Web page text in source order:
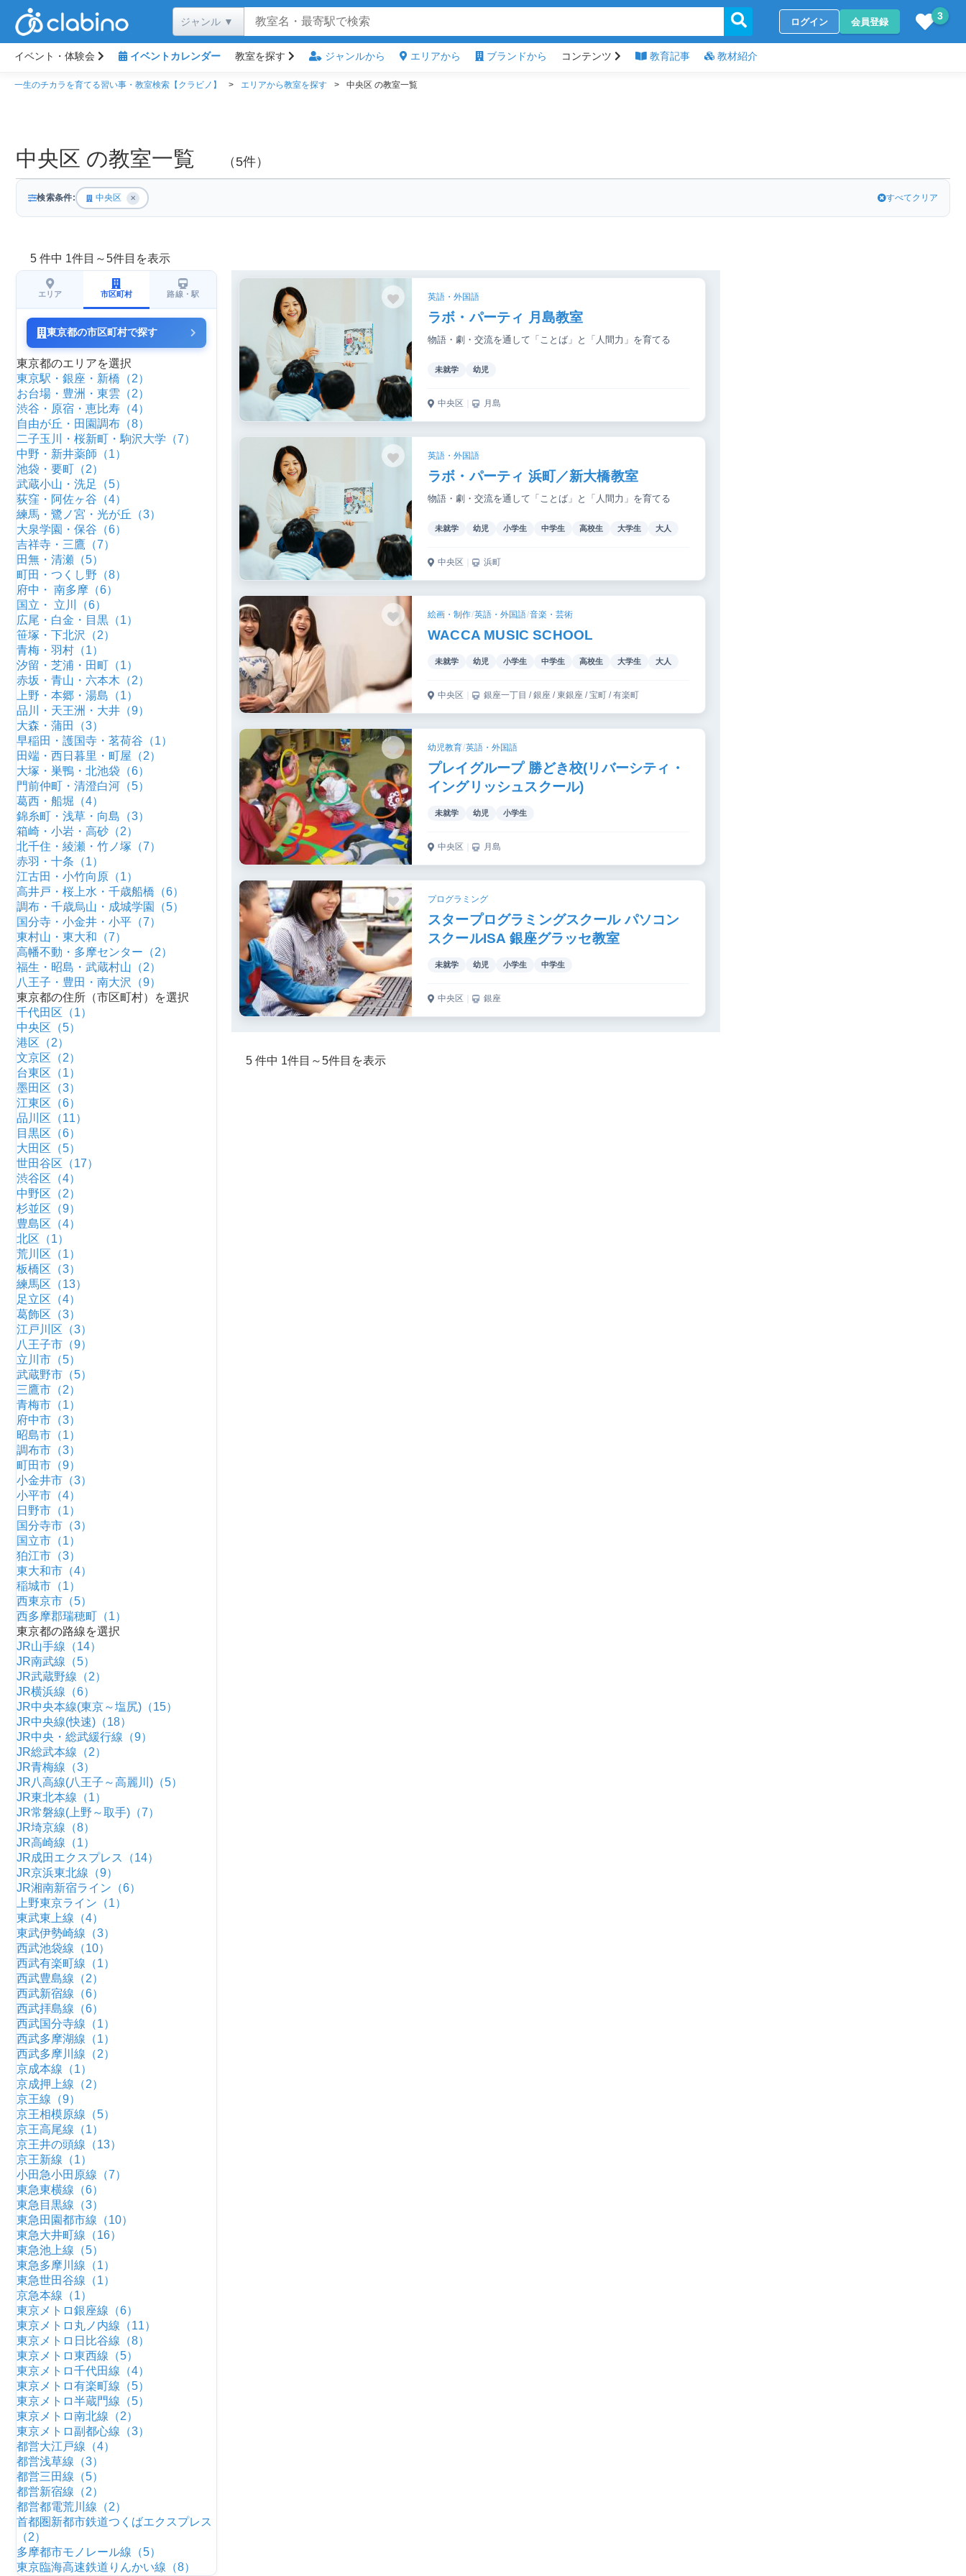
ログイン 会員登録 3
イベント・体験会 イベントカレンダー 教室を探す ジャンルから エリアから ブランドから コンテンツ 教育記事 教材紹介
一生のチカラを育てる習い事・教室検索【クラビノ】 エリアから教室を探す 中央区 の教室一覧
中央区 の教室一覧 （5件）
検索条件: 中央区 ✕ すべてクリア
5 件中 1件目～5件目を表示
エリア 市区町村 路線・駅
東京都の市区町村で探す
東京都のエリアを選択
東京駅・銀座・新橋（2）
お台場・豊洲・東雲（2）
渋谷・原宿・恵比寿（4）
自由が丘・田園調布（8）
二子玉川・桜新町・駒沢大学（7）
中野・新井薬師（1）
池袋・要町（2）
武蔵小山・洗足（5）
荻窪・阿佐ヶ谷（4）
練馬・鷺ノ宮・光が丘（3）
大泉学園・保谷（6）
吉祥寺・三鷹（7）
田無・清瀬（5）
町田・つくし野（8）
府中・ 南多摩（6）
国立・ 立川（6）
広尾・白金・目黒（1）
笹塚・下北沢（2）
青梅・羽村（1）
汐留・芝浦・田町（1）
赤坂・青山・六本木（2）
上野・本郷・湯島（1）
品川・天王洲・大井（9）
大森・蒲田（3）
早稲田・護国寺・茗荷谷（1）
田端・西日暮里・町屋（2）
大塚・巣鴨・北池袋（6）
門前仲町・清澄白河（5）
葛西・船堀（4）
錦糸町・浅草・向島（3）
箱崎・小岩・高砂（2）
北千住・綾瀬・竹ノ塚（7）
赤羽・十条（1）
江古田・小竹向原（1）
高井戸・桜上水・千歳船橋（6）
調布・千歳烏山・成城学園（5）
国分寺・小金井・小平（7）
東村山・東大和（7）
高幡不動・多摩センター（2）
福生・昭島・武蔵村山（2）
八王子・豊田・南大沢（9）
東京都の住所（市区町村）を選択
千代田区（1）
中央区（5）
港区（2）
文京区（2）
台東区（1）
墨田区（3）
江東区（6）
品川区（11）
目黒区（6）
大田区（5）
世田谷区（17）
渋谷区（4）
中野区（2）
杉並区（9）
豊島区（4）
北区（1）
荒川区（1）
板橋区（3）
練馬区（13）
足立区（4）
葛飾区（3）
江戸川区（3）
八王子市（9）
立川市（5）
武蔵野市（5）
三鷹市（2）
青梅市（1）
府中市（3）
昭島市（1）
調布市（3）
町田市（9）
小金井市（3）
小平市（4）
日野市（1）
国分寺市（3）
国立市（1）
狛江市（3）
東大和市（4）
稲城市（1）
西東京市（5）
西多摩郡瑞穂町（1）
東京都の路線を選択
JR山手線（14）
JR南武線（5）
JR武蔵野線（2）
JR横浜線（6）
JR中央本線(東京～塩尻)（15）
JR中央線(快速)（18）
JR中央・総武緩行線（9）
JR総武本線（2）
JR青梅線（3）
JR八高線(八王子～高麗川)（5）
JR東北本線（1）
JR常磐線(上野～取手)（7）
JR埼京線（8）
JR高崎線（1）
JR成田エクスプレス（14）
JR京浜東北線（9）
JR湘南新宿ライン（6）
上野東京ライン（1）
東武東上線（4）
東武伊勢崎線（3）
西武池袋線（10）
西武有楽町線（1）
西武豊島線（2）
西武新宿線（6）
西武拝島線（6）
西武国分寺線（1）
西武多摩湖線（1）
西武多摩川線（2）
京成本線（1）
京成押上線（2）
京王線（9）
京王相模原線（5）
京王高尾線（1）
京王井の頭線（13）
京王新線（1）
小田急小田原線（7）
東急東横線（6）
東急目黒線（3）
東急田園都市線（10）
東急大井町線（16）
東急池上線（5）
東急多摩川線（1）
東急世田谷線（1）
京急本線（1）
東京メトロ銀座線（6）
東京メトロ丸ノ内線（11）
東京メトロ日比谷線（8）
東京メトロ東西線（5）
東京メトロ千代田線（4）
東京メトロ有楽町線（5）
東京メトロ半蔵門線（5）
東京メトロ南北線（2）
東京メトロ副都心線（3）
都営大江戸線（4）
都営浅草線（3）
都営三田線（5）
都営新宿線（2）
都営都電荒川線（2）
首都圏新都市鉄道つくばエクスプレス
（2）
多摩都市モノレール線（5）
東京臨海高速鉄道りんかい線（8）
英語・外国語
ラボ・パーティ 月島教室
物語・劇・交流を通して「ことば」と「人間力」を育てる
未就学 幼児
中央区 月島
英語・外国語
ラボ・パーティ 浜町／新大橋教室
物語・劇・交流を通して「ことば」と「人間力」を育てる
未就学 幼児 小学生 中学生 高校生 大学生 大人
中央区 浜町
絵画・制作/英語・外国語/音楽・芸術
WACCA MUSIC SCHOOL
未就学 幼児 小学生 中学生 高校生 大学生 大人
中央区 銀座一丁目 / 銀座 / 東銀座 / 宝町 / 有楽町
幼児教育/英語・外国語
プレイグループ 勝どき校(リバーシティ・
イングリッシュスクール)
未就学 幼児 小学生
中央区 月島
プログラミング
スタープログラミングスクール パソコン
スクールISA 銀座グラッセ教室
未就学 幼児 小学生 中学生
中央区 銀座
5 件中 1件目～5件目を表示